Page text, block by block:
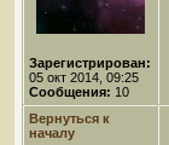
Зарегистрирован:
05 окт 2014, 09:25
Сообщения: 10
Вернуться к
началу